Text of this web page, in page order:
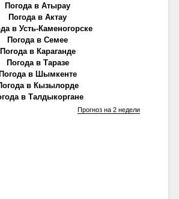
Погода в Атырау
Погода в Актау
в Усть-Каменогорске
Погода в Семее
Погода в Караганде
Погода в Таразе
Погода в Шымкенте
в Кызылорде
в Талдыкоргане
Прогноз на 2 недели